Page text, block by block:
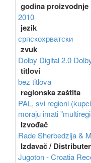
godina proizvodnje
2010
jezik
српскохрватски
zvuk
Dolby Digital 2.0
titlovi
bez titlova
regionska zaštita
PAL, svi regioni
moraju imati
Izvođač
Rade Sherbedzija &
Izdavač /
Jugoton - Croatia